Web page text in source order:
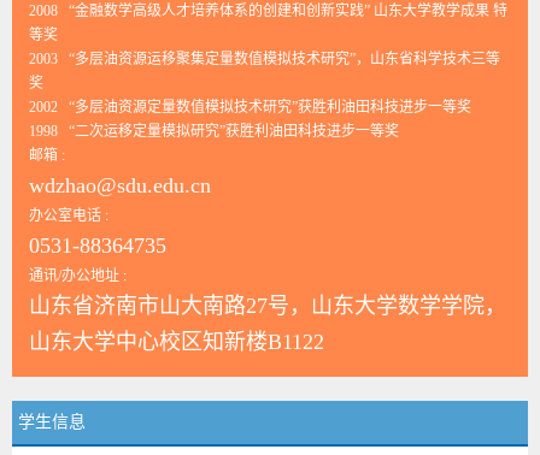
2008 “金融数学高级人才培养体系的创建和创新实践” 山东大学教学成果 特
等奖
2003 “多层油资源运移聚集定量数值模拟技术研究”，山东省科学技术三等
奖
2002 “多层油资源定量数值模拟技术研究”获胜利油田科技进步一等奖
1998 “二次运移定量模拟研究”获胜利油田科技进步一等奖
邮箱 :
wdzhao@sdu.edu.cn
办公室电话 :
0531-88364735
通讯/办公地址 :
山东省济南市山大南路27号，山东大学数学学院，
山东大学中心校区知新楼B1122
学生信息